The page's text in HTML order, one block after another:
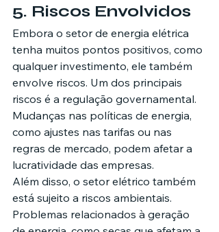
5. Riscos Envolvidos
Embora o setor de energia elétrica
tenha muitos pontos positivos, como
qualquer investimento, ele também
envolve riscos. Um dos principais
riscos é a regulação governamental.
Mudanças nas políticas de energia,
como ajustes nas tarifas ou nas
regras de mercado, podem afetar a
lucratividade das empresas.
Além disso, o setor elétrico também
está sujeito a riscos ambientais.
Problemas relacionados à geração